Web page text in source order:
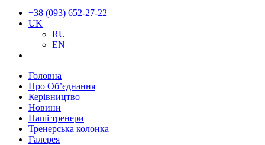
+38 (093) 652-27-22
UK
RU
EN
Головна
Про Об’єднання
Керівництво
Новини
Наші тренери
Тренерська колонка
Галерея